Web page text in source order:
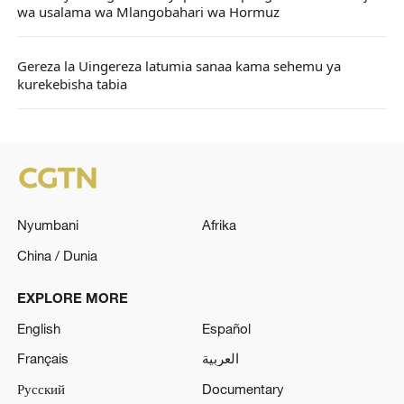
wa usalama wa Mlangobahari wa Hormuz
Gereza la Uingereza latumia sanaa kama sehemu ya
kurekebisha tabia
Nyumbani
Afrika
China / Dunia
EXPLORE MORE
English
Español
Français
العربية
Русский
Documentary